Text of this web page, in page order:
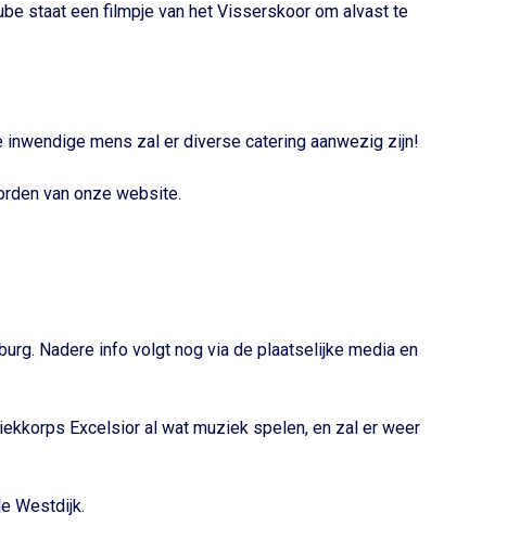
staat een filmpje van het Visserskoor om alvast te
mens zal er diverse catering aanwezig zijn!
van onze website.
Nadere info volgt nog via de plaatselijke media en
Excelsior al wat muziek spelen, en zal er weer
Westdijk.